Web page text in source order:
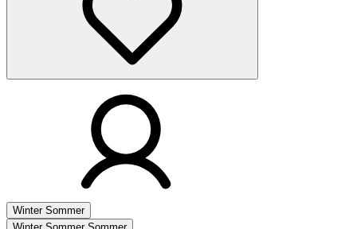
Winter Sommer